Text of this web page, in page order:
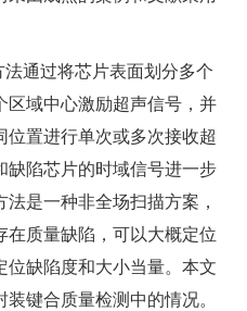
通过将芯片表面划分多个
区域中心激励超声信号，并
置进行单次或多次接收超
缺陷芯片的时域信号进一步
是一种非全场扫描方案，
在质量缺陷，可以大概定位
位缺陷度和大小当量。本文
键合质量检测中的情况。